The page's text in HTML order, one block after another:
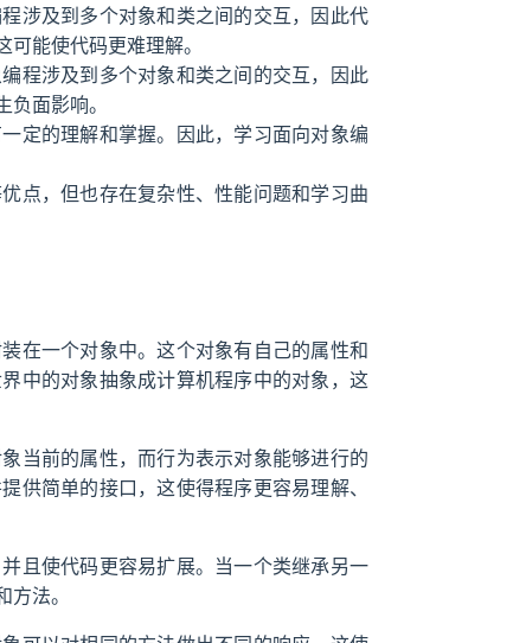
涉及到多个对象和类之间的交互，因此代
能使代码更难理解。
程涉及到多个对象和类之间的交互，因此
面影响。
定的理解和掌握。因此，学习面向对象编
点，但也存在复杂性、性能问题和学习曲
在一个对象中。这个对象有自己的属性和
中的对象抽象成计算机程序中的对象，这
当前的属性，而行为表示对象能够进行的
供简单的接口，这使得程序更容易理解、
且使代码更容易扩展。当一个类继承另一
法。